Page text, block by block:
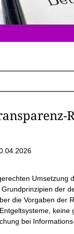
Umsetzung
der
die Vorgaben der
keine
bei